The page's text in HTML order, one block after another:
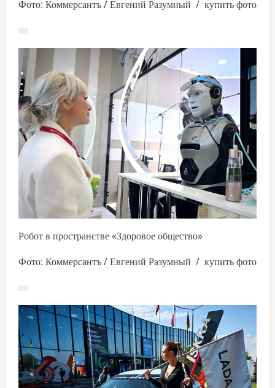
Фото: Коммерсантъ / Евгений Разумный / купить фото
Робот в пространстве «Здоровое общество»
Фото: Коммерсантъ / Евгений Разумный / купить фото